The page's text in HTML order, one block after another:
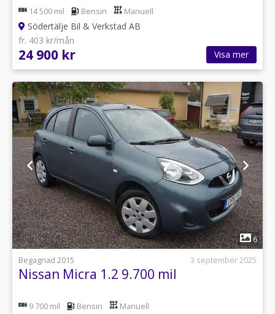
14 500 mil Bensin Manuell
Södertälje Bil & Verkstad AB
fr. 403 kr/mån
24 900 kr Visa mer
1
6
Begagnad 2015
3 september 2025
Nissan Micra 1.2 9.700 mil
9 700 mil Bensin Manuell